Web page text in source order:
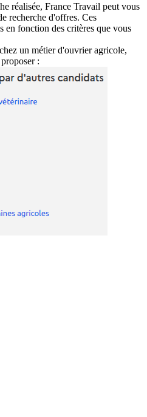
réalisée, France Travail peut vous
recherche d'offres. Ces
en fonction des critères que vous
un métier d'ouvrier agricole,
: